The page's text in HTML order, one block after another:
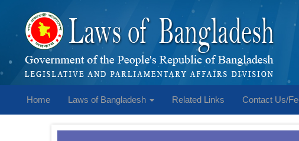
Home Laws of Bangladesh Related Links Contact Us/